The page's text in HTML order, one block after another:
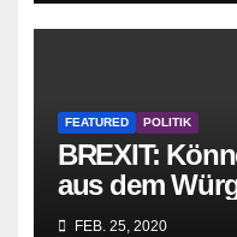
FEATURED POLITIK
BREXIT:
aus dem
parasitären
FEB. 25, 2020